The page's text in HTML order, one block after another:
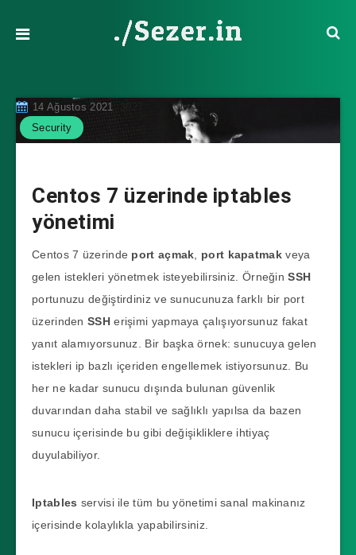
14 Ağustos 2021
Security
Centos 7 üzerinde iptables
yönetimi
Centos 7 üzerinde port açmak port kapatmakveya
gelen istekleri yönetmek isteyebilirsiniz. ÖrneğinSSH
portunuzu değiştirdiniz ve sunucunuza farklı bir port
üzerinden SSHerişimi yapmaya çalışıyorsunuz fakat
yanıt alamıyorsunuz. Bir başka örnek: sunucuya gelen
istekleri ip bazlı içeriden engellemek istiyorsunuz. Bu
her ne kadar sunucu dışında bulunan güvenlik
duvarından daha stabil ve sağlıklı yapılsa da bazen
sunucu içerisinde bu gibi değişikliklere ihtiyaç
duyulabiliyor.
Iptables servisi ile tüm bu yönetimi sanal makinanız
içerisinde kolaylıkla yapabilirsiniz.